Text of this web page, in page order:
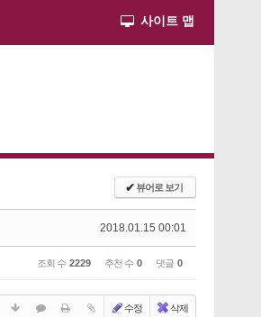
사이트 맵
✔뷰어로 보기
2018.01.15 00:01
조회 수 2229 추천 수 0 댓글 0
수정 삭제